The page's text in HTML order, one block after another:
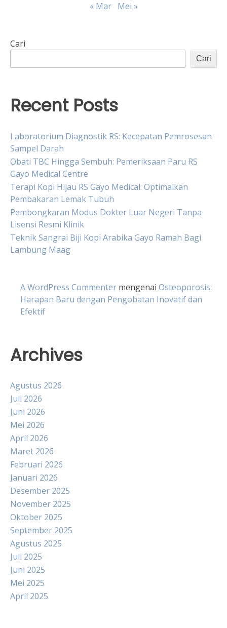
« Mar Mei »
Cari
Cari
Recent Posts
Laboratorium Diagnostik RS: Kecepatan Pemrosesan
Sampel Darah
Obati TBC Hingga Sembuh: Pemeriksaan Paru RS
Gayo Medical Centre
Terapi Kopi Hijau RS Gayo Medical: Optimalkan
Pembakaran Lemak Tubuh
Pembongkaran Modus Dokter Luar Negeri Tanpa
Lisensi Resmi Klinik
Teknik Sangrai Biji Kopi Arabika Gayo Ramah Bagi
Lambung Maag
A WordPress Commenter mengenai Osteoporosis:
Harapan Baru dengan Pengobatan Inovatif dan
Efektif
Archives
Agustus 2026
Juli 2026
Juni 2026
Mei 2026
April 2026
Maret 2026
Februari 2026
Januari 2026
Desember 2025
November 2025
Oktober 2025
September 2025
Agustus 2025
Juli 2025
Juni 2025
Mei 2025
April 2025